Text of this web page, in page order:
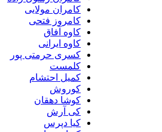
کامران مولایی
کامروز فتحی
کاوه آفاق
کاوه ایرانی
کسری حرمتی پور
کلمست
کمیل احتشام
کوروش
کوشا دهقان
کی آرش
کیا دپرس